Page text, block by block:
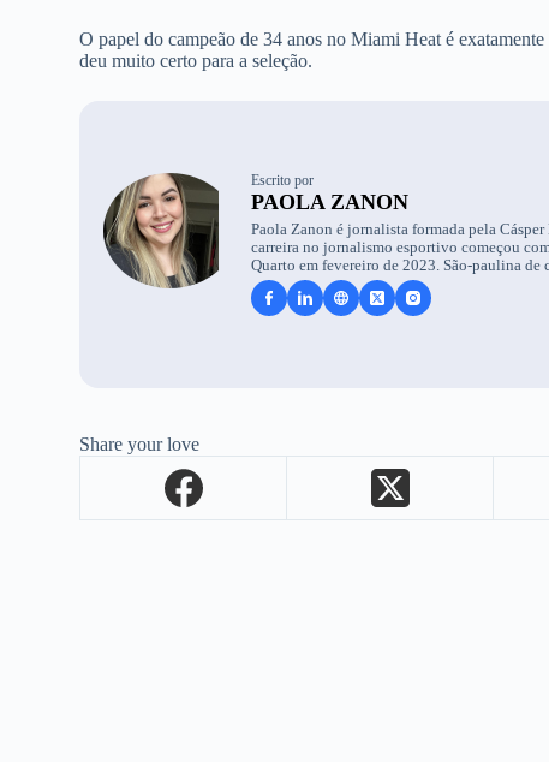
O papel do campeão de 34 anos no Miami Heat é
deu muito certo para a seleção.
Escrito por
PAOLA ZANON
Paola Zanon é jornalista formada pela
carreira no jornalismo esportivo começou
Quarto em fevereiro de 2023. São-paulina de
Share your love